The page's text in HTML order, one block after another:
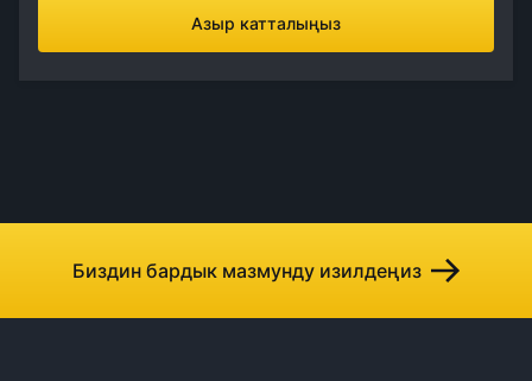
Азыр катталыңыз
Биздин бардык мазмунду изилдеңиз